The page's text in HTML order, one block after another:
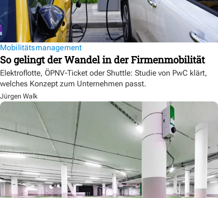
Mobilitätsmanagement
So gelingt der Wandel in der Firmenmobilität
Elektroflotte, ÖPNV-Ticket oder Shuttle: Studie von PwC klärt,
welches Konzept zum Unternehmen passt.
Jürgen Walk